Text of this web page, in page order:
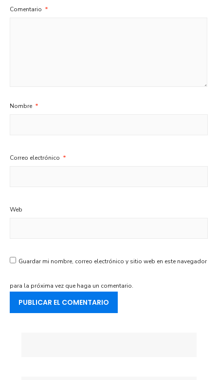
Comentario *
Nombre *
Correo electrónico *
Web
Guardar mi nombre, correo electrónico y sitio web en este navegador
para la próxima vez que haga un comentario.